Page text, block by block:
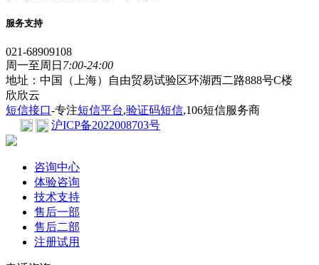
服务支持
021-68909108
周一至周日 7:00-24:00
地址：中国（上海）自由贸易试验区环湖西二路888号C楼
欣欣云
短信接口-专注短信平台,验证码短信,106短信服务商
沪ICP备2022008703号
咨询中心
体验咨询
技术支持
售后一部
售后二部
注册试用